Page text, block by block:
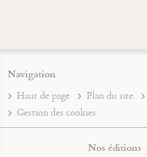
Navigation
Haut de page Plan du site
Gestion des cookies
Nos éditions